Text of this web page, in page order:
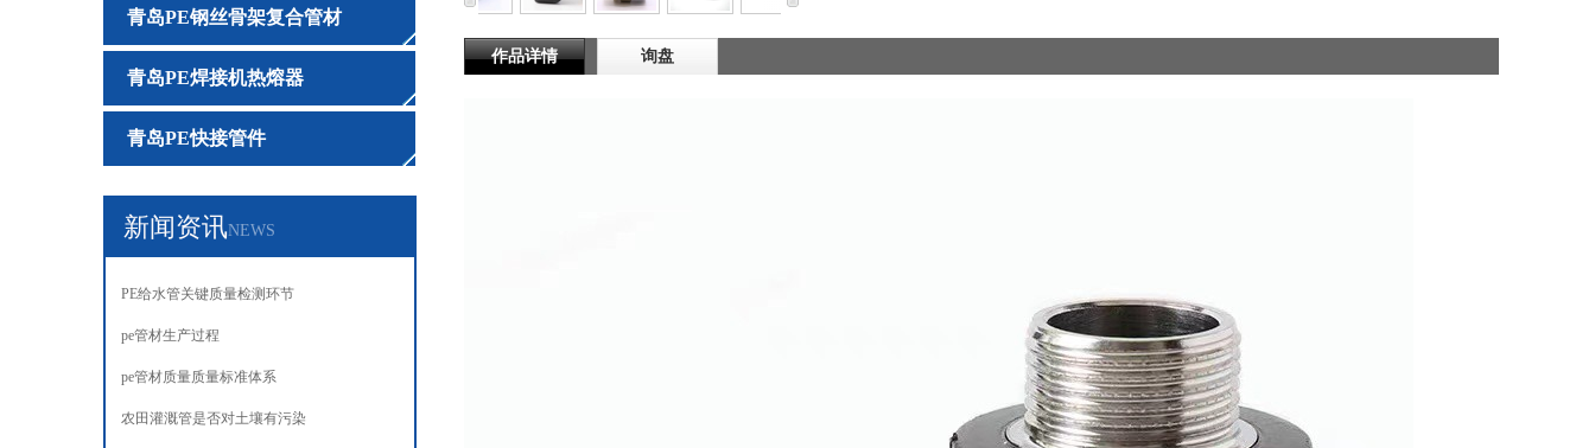
青岛PE钢丝骨架复合管材
青岛PE焊接机热熔器
青岛PE快接管件
新闻资讯NEWS
PE给水管关键质量检测环节‌‌
pe管材生产过程
pe管材质量质量标准体系
农田灌溉管是否对土壤有污染
作品详情 询盘